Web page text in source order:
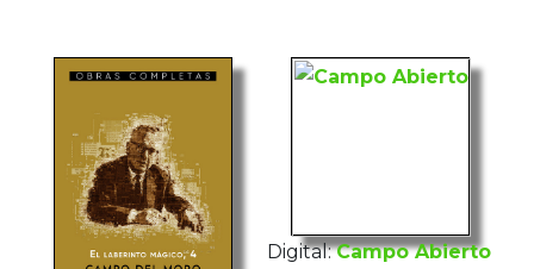
Digital: Campo Abierto